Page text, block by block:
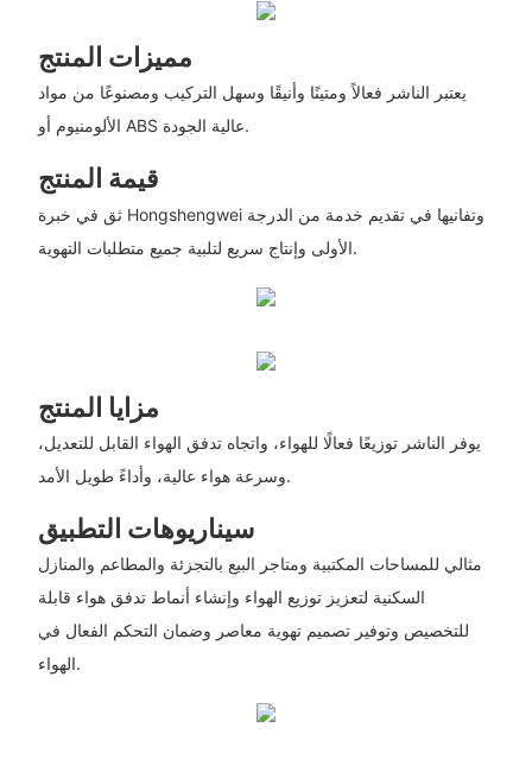
مميزات المنتج
يعتبر الناشر فعالاً ومتينًا وأنيقًا وسهل التركيب ومصنوعًا من مواد
الألومنيوم أو ABS عالية الجودة.
قيمة المنتج
ثق في خبرة Hongshengwei وتفانيها في تقديم خدمة من الدرجة
الأولى وإنتاج سريع لتلبية جميع متطلبات التهوية.
مزايا المنتج
يوفر الناشر توزيعًا فعالًا للهواء، واتجاه تدفق الهواء القابل للتعديل،
وسرعة هواء عالية، وأداءً طويل الأمد.
سيناريوهات التطبيق
مثالي للمساحات المكتبية ومتاجر البيع بالتجزئة والمطاعم والمنازل
السكنية لتعزيز توزيع الهواء وإنشاء أنماط تدفق هواء قابلة
للتخصيص وتوفير تصميم تهوية معاصر وضمان التحكم الفعال في
الهواء.